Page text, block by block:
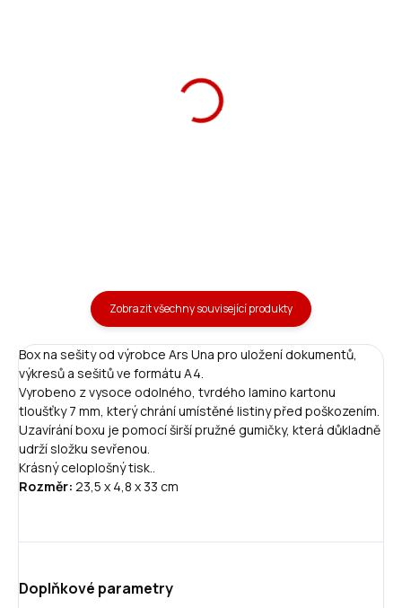
Školní aktovka My Sweet
Zobrazit všechny související produkty
Box na sešity od výrobce Ars Una pro uložení dokumentů,
výkresů a sešitů ve formátu A4.
Vyrobeno z vysoce odolného, tvrdého lamino kartonu
tloušťky 7 mm, který chrání umístěné listiny před poškozením.
Uzavírání boxu je pomocí širší pružné gumičky, která důkladně
udrží složku sevřenou.
Krásný celoplošný tisk..
Rozměr: 23,5 x 4,8 x 33 cm
Doplňkové parametry